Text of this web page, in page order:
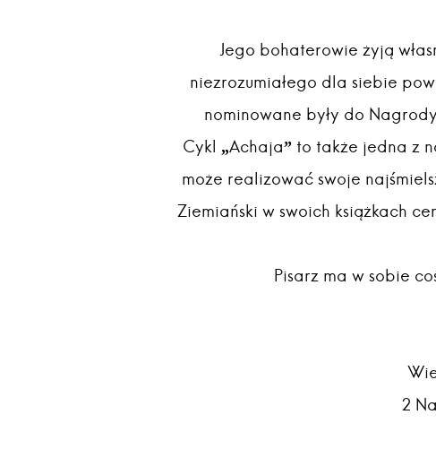
Jego bohaterowie żyją
niezrozumiałego dla siebie
nominowane były do
Cykl „Achaja” to także jedna z
może realizować swoje
Ziemiański w swoich książkach
Pisarz ma w sobie
2